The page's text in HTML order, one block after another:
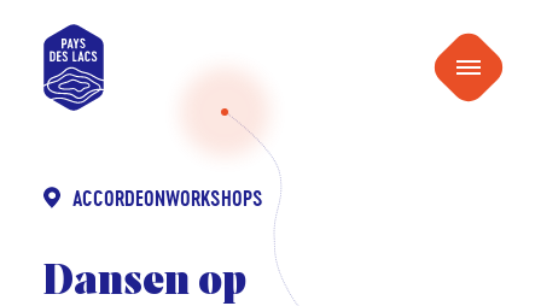
Pays
des
Menu
ACCORDEONWORKSHOPS
Dansen op